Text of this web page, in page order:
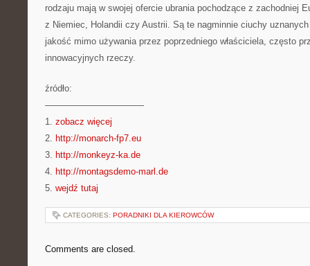
rodzaju mają w swojej ofercie ubrania pochodzące z zachodniej
z Niemiec, Holandii czy Austrii. Są te nagminnie ciuchy
jakość mimo używania przez poprzedniego właściciela, często
innowacyjnych rzeczy.
źródło:
———————————
1. zobacz więcej
2. http://monarch-fp7.eu
3. http://monkeyz-ka.de
4. http://montagsdemo-marl.de
5. wejdź tutaj
CATEGORIES: PORADNIKI DLA KIEROWCÓW
Comments are closed.